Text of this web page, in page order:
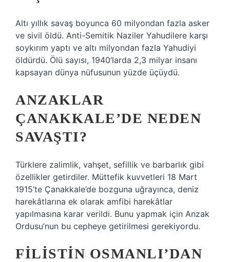
Altı yıllık savaş boyunca 60 milyondan fazla asker
ve sivil öldü. Anti-Semitik Naziler Yahudilere karşı
soykırım yaptı ve altı milyondan fazla Yahudiyi
öldürdü. Ölü sayısı, 1940’larda 2,3 milyar insanı
kapsayan dünya nüfusunun yüzde üçüydü.
ANZAKLAR
ÇANAKKALE’DE NEDEN
SAVAŞTI?
Türklere zalimlik, vahşet, sefillik ve barbarlık gibi
özellikler getirdiler. Müttefik kuvvetleri 18 Mart
1915’te Çanakkale’de bozguna uğrayınca, deniz
harekâtlarına ek olarak amfibi harekâtlar
yapılmasına karar verildi. Bunu yapmak için Anzak
Ordusu’nun bu cepheye getirilmesi gerekiyordu.
FILISTIN OSMANLI’DAN